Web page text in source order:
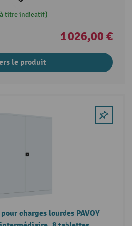
titre indicatif)
1 026,00 €
le produit
charges lourdes PAVOY